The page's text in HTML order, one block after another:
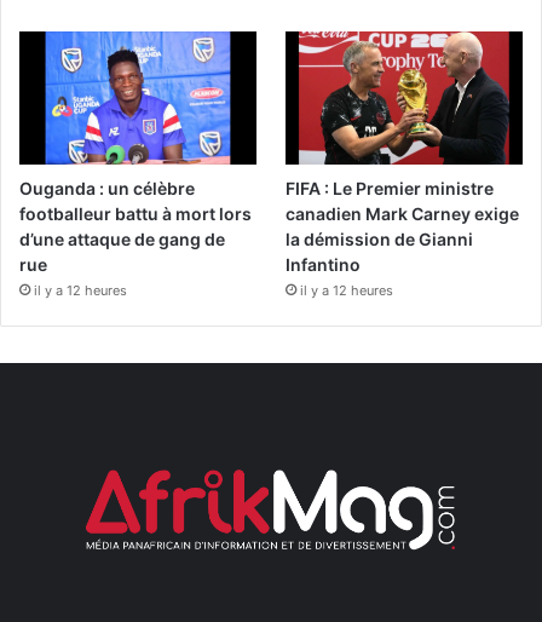
Ouganda : un célèbre
footballeur battu à mort lors
d’une attaque de gang de
rue
il y a 12 heures
FIFA : Le Premier ministre
canadien Mark Carney exige
la démission de Gianni
Infantino
il y a 12 heures